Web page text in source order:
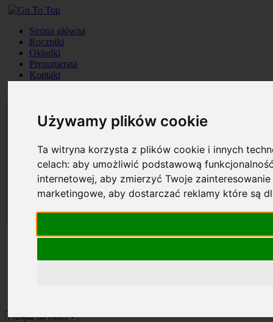
Używamy plików cookie
Ta witryna korzysta z plików cookie i innych
celach:aby umożliwić podstawową
internetowej,aby zmierzyć Twoje
marketingowe,aby dostarczać reklamy które są
Strona główna
Roczniki
Okładki
Prenumerata
Kontakt
Strona główna
Okładki